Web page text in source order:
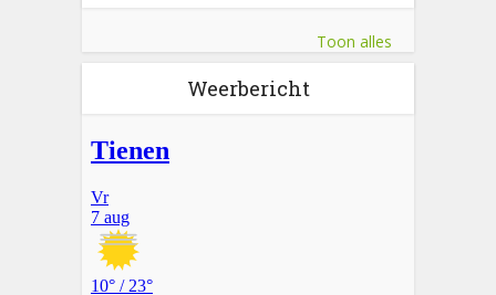
Toon alles
Weerbericht